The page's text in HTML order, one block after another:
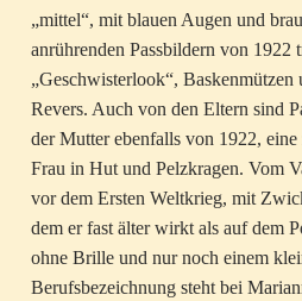
„mittel“, mit blauen Augen und
anrührenden Passbildern von 1922
„Geschwisterlook“, Baskenmützen
Revers. Auch von den Eltern sind
der Mutter ebenfalls von 1922,
Frau in Hut und Pelzkragen. Vom
vor dem Ersten Weltkrieg, mit
dem er fast älter wirkt als auf dem
ohne Brille und nur noch einem
Berufsbezeichnung steht bei